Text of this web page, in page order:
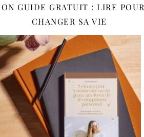
GUIDE GRATUIT : LIRE POUR
CHANGER SA VIE